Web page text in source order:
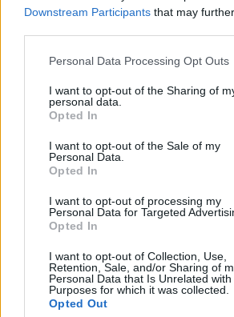
Downstream Participants that may
Personal Data Processing Opt Outs
I want to opt-out of the Sharing of
personal data.
Opted In
I want to opt-out of the Sale of my
Personal Data.
Opted In
I want to opt-out of processing my
Personal Data for Targeted
Opted In
I want to opt-out of Collection, Use,
Retention, Sale, and/or Sharing of
Personal Data that Is Unrelated
Purposes for which it was collected.
Opted Out
laajemmin samasta
Ilmoita virheestä·Tietoa meistä·